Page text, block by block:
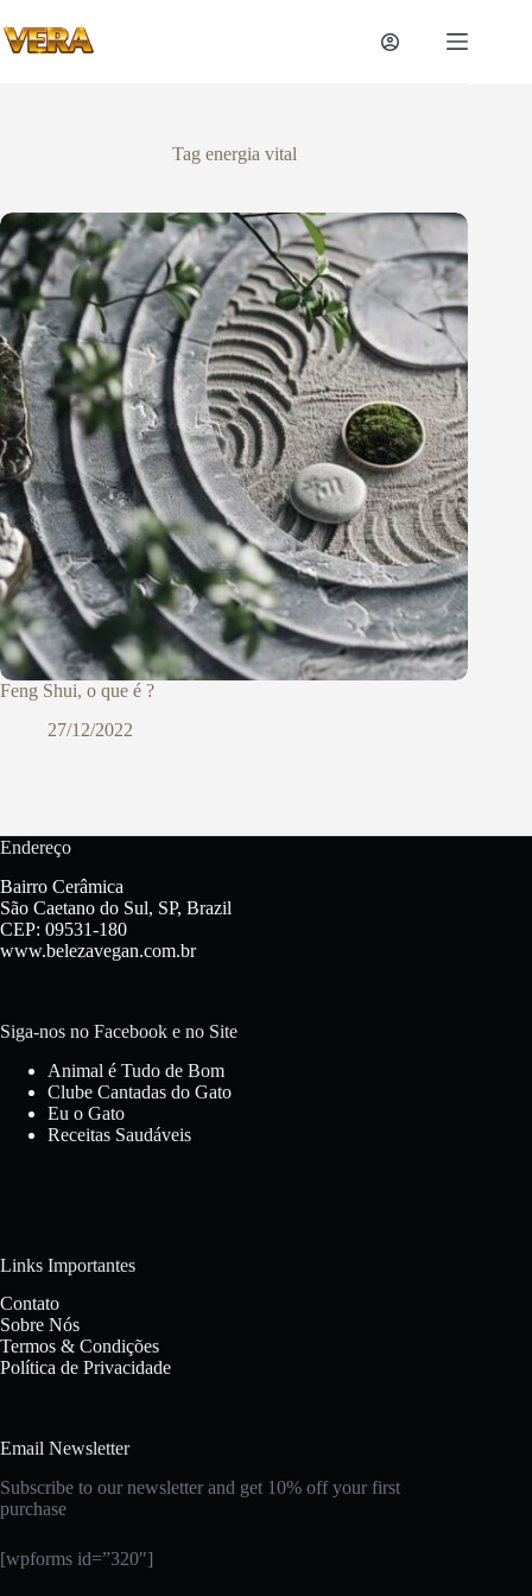
Tag energia vital
Feng Shui, o que é ?
27/12/2022
Endereço
Bairro Cerâmica
São Caetano do Sul, SP, Brazil
CEP: 09531-180
www.belezavegan.com.br
Siga-nos no Facebook e no Site
Animal é Tudo de Bom
Clube Cantadas do Gato
Eu o Gato
Receitas Saudáveis
Links Importantes
Contato
Sobre Nós
Termos & Condições
Política de Privacidade
Email Newsletter
Subscribe to our newsletter and get 10% off your first
purchase
[wpforms id=”320″]